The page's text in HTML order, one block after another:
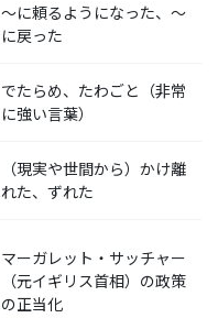
～に頼るようになった、～
に戻った
でたらめ、たわごと（非常
に強い言葉）
（現実や世間から）かけ離
れた、ずれた
マーガレット・サッチャー
（元イギリス首相）の政策
の正当化